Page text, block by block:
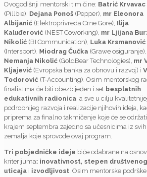
Ovogodišnji mentorski tim čine: Batrić Krvavac
(Pillbie), Dejana Ponoš (Pepper), mr Eleonora
Albijanić (Elektroprivreda Crne Gore), Ilija
Kaluđerović (NEST Coworking), mr Ljijana
Nikolić (BI Communication), Luka Krsmanović
(Intersport), Miodrag Čučka (Grawe osiguranje),
Nemanja Nikolić (GoldBear Technologies), mr
Kljajević (Evropska banka za obnovu i razvoj) i
Todorović (T-Accounting). Osim mentorskog
finalistima će biti obezbijeđen i set besplatnih
edukativnih radionica, a sve u cilju
podrobnijeg razvoja i realizacije njihovih ideja,
priprema za finalno takmičenje koje će se održati
krajem septembra zajedno sa učesnicima iz
zemalja koje sprovode ovaj program.
Tri pobjedničke ideje biće odabrane na
kriterijuma: inovativnost, stepen društvenog
uticaja i izvodljivost. Osim mentorske podrške